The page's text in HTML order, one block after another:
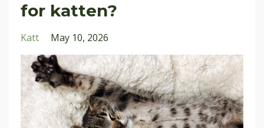
for katten?
Katt May 10, 2026